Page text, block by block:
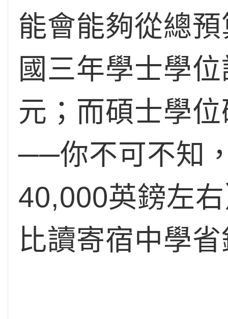
能會能夠從總
國三年學士學
元；而碩士學
──你不可不知
40,000英鎊左
比讀寄宿中學